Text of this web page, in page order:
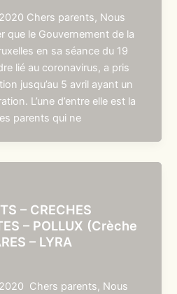
Chers parents, Nous
que le Gouvernement de la
en sa séance du 19
lié au coronavirus, a pris
jusqu’au 5 avril ayant un
L’une d’entre elle est la
parents qui ne
– CRECHES
– POLLUX (Crèche
– LYRA
Chers parents, Nous